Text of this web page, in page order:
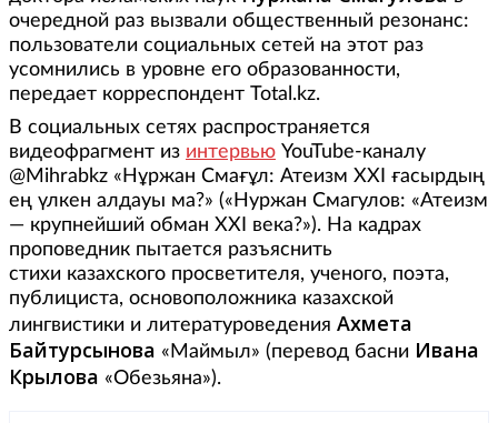
очередной раз вызвали общественный резонанс:
пользователи социальных сетей на этот раз
усомнились в уровне его образованности,
передает корреспондент Total.kz.
В социальных сетях распространяется
видеофрагмент из интервью YouTube-каналу
@Mihrabkz «Нұржан Смағұл: Атеизм XXI ғасырдың
ең үлкен алдауы ма?» («Нуржан Смагулов: «Атеизм
— крупнейший обман XXI века?»). На кадрах
проповедник пытается разъяснить
стихи казахского просветителя, ученого, поэта,
публициста, основоположника казахской
лингвистики и литературоведения Ахмета
Байтурсынова «Маймыл» (перевод басни Ивана
Крылова «Обезьяна»).